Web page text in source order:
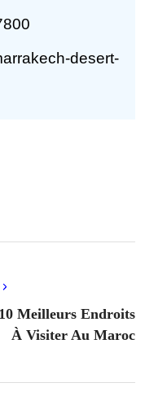
desert-
Meilleurs Endroits
À Visiter Au Maroc